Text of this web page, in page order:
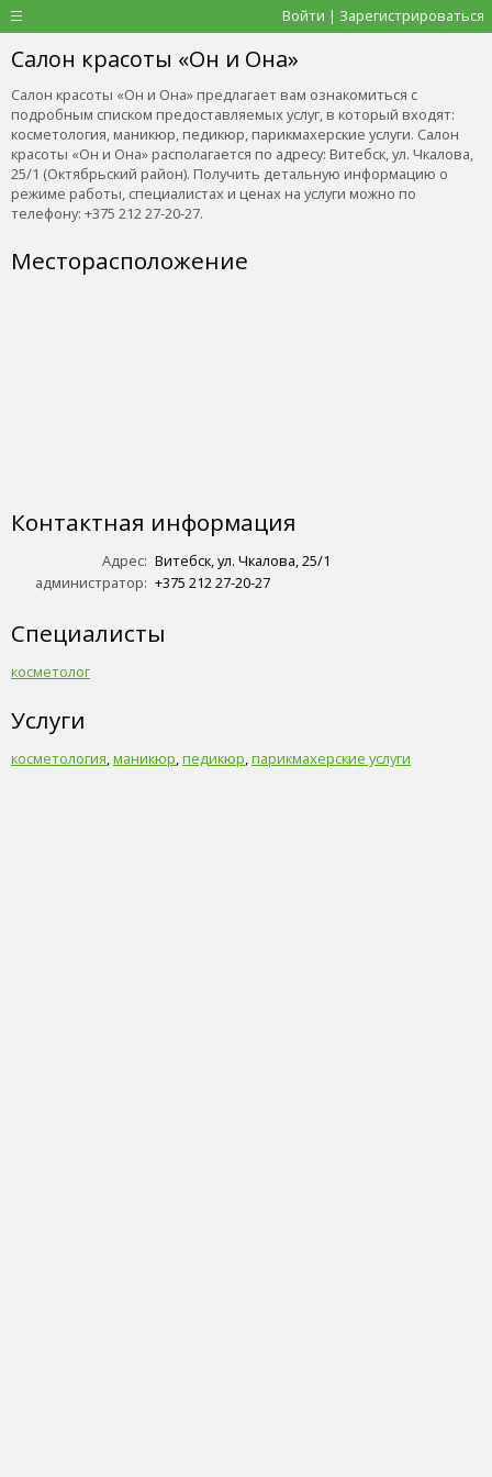
Войти | Зарегистрироваться
Салон красоты «Он и Она»
Салон красоты «Он и Она» предлагает вам ознакомиться с
подробным списком предоставляемых услуг, в который входят:
косметология, маникюр, педикюр, парикмахерские услуги. Салон
красоты «Он и Она» располагается по адресу: Витебск, ул. Чкалова,
25/1 (Октябрьский район). Получить детальную информацию о
режиме работы, специалистах и ценах на услуги можно по
телефону: +375 212 27-20-27.
Месторасположение
Контактная информация
Адрес: Витебск, ул. Чкалова, 25/1
администратор: +375 212 27-20-27
Специалисты
косметолог
Услуги
косметология,маникюр,педикюр,парикмахерские услуги